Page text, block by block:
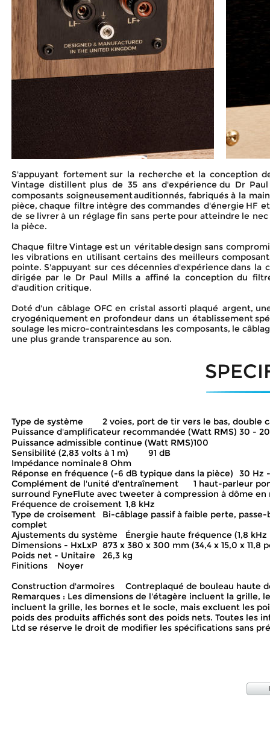
S'appuyant fortement sur la recherche et la conception
Vintage distillent plus de 35 ans d'expérience du Dr Paul
composants soigneusementauditionnés, fabriqués à la main
pièce, chaque filtre intègre des commandes d'énergie HF et
de se livrerà un réglage fin sans perte pour atteindre le nec
la pièce.
Chaque filtre Vintage est un véritabledesign sans
les vibrations en utilisant certains des meilleurs
pointe. S'appuyant sur ces décenniesd'expérience dans la
dirigée par le Dr Paul Mills a affiné la conception du
d'audition critique.
Doté d'un câblage OFC en cristal assorti plaqué argent,
cryogéniquementen profondeur dans un établissement
soulage les micro-contraintesdans les composants, le
une plus grande transparence au son.
Type de système
2 voies, port de tir vers le bas, double
Puissance d'amplificateur recommandée (Watt RMS) 30 -
Puissance admissible continue (Watt RMS)100
Sensibilité (2,83 volts à 1 m)
91 dB
Impédance nominale8 Ohm
Réponse en fréquence (-6 dB typique dans la pièce)
30 Hz
Complément de l'unité d'entraînement
1 haut-parleur
surround FyneFlute avec tweeter à compression à dôme
Fréquence de croisement 1,8 kHz
Type de croisement
Bi-câblage passif à faible perte,
complet
Ajustements du système
Énergie haute fréquence (1,8
Dimensions - HxLxP 873 x 380 x 300 mm (34,4 x 15,0 x 11,8
Poids net - Unitaire
26,3 kg
Finitions
Noyer
Construction d'armoires
Contreplaqué de bouleau haute
Remarques : Les dimensions de l'étagère incluent la grille,
incluent la grille, les bornes et le socle, mais excluent les
poids des produits affichés sont des poids nets. Toutes
Ltd se réserve le droit de modifier les spécifications sans